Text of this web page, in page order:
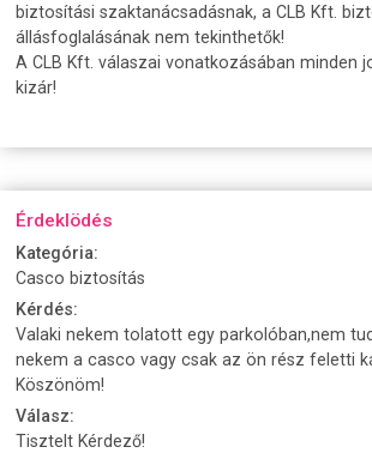
biztosítási szaktanácsadásnak, a CLB Kft.
állásfoglalásának nem tekinthetők!
A CLB Kft. válaszai vonatkozásában minden
kizár!
Érdeklödés
Kategória:
Casco biztosítás
Kérdés:
Valaki nekem tolatott egy parkolóban,nem
nekem a casco vagy csak az ön rész feletti
Köszönöm!
Válasz:
Tisztelt Kérdező!